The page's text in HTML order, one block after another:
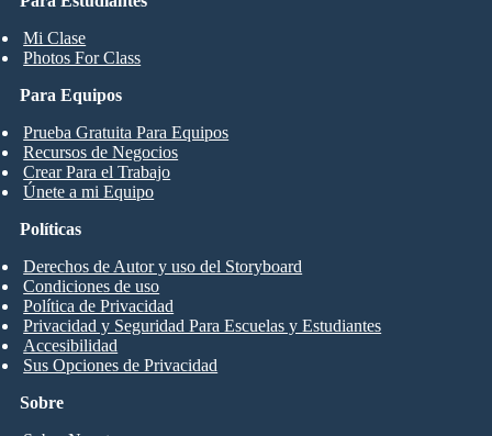
Mi Clase
Photos For Class
Para Equipos
Prueba Gratuita Para Equipos
Recursos de Negocios
Crear Para el Trabajo
Únete a mi Equipo
Sobre
Políticas
Derechos de Autor y uso del Storyboard
Condiciones de uso
Política de Privacidad
Privacidad y Seguridad Para Escuelas y Estudiantes
Accesibilidad
Sus Opciones de Privacidad